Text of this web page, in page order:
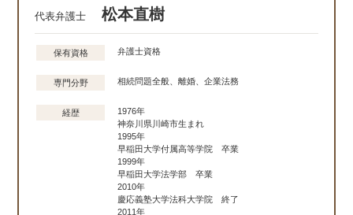
代表弁護士 松本直樹
保有資格 弁護士資格
専門分野 相続問題全般、離婚、企業法務
経歴
1976年
神奈川県川崎市生まれ
1995年
早稲田大学付属高等学院 卒業
1999年
早稲田大学法学部 卒業
2010年
慶応義塾大学法科大学院 終了
2011年